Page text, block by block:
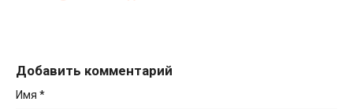
Добавить комментарий
Имя *